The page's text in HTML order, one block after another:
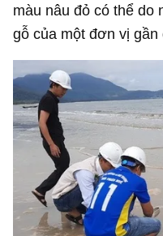
màu nâu đỏ có thể do
gỗ của một đơn vị